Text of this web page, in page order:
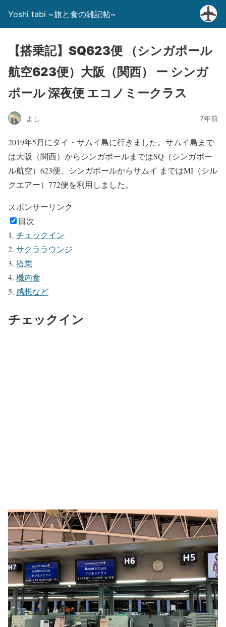
Yoshi tabi ~旅と食の雑記帖~
【搭乗記】SQ623便 （シンガポール
航空623便）大阪（関西） ー シンガ
ポール 深夜便 エコノミークラス
よし 7年前
2019年5月にタイ・サムイ島に行きました。サムイ島まで
は大阪（関西）からシンガポールまではSQ（シンガポー
ル航空）623便、シンガポールからサムイ まではMI（シル
クエアー）772便を利用しました。
スポンサーリンク
目次
チェックイン
サクララウンジ
搭乗
機内食
感想など
チェックイン